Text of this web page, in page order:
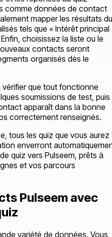
comme données de contact
mapper les résultats du
tels que « Intérêt principal
choisissez la liste ou le
contacts seront
organisés dès le
que tout fonctionne
soumissions de test, puis
apparaît dans la bonne
correctement renseignés.
tous les quiz que vous aurez
enverront
quiz vers Pulseem, prêts à
et vos parcours
Pulseem avec
variété de données. Vous